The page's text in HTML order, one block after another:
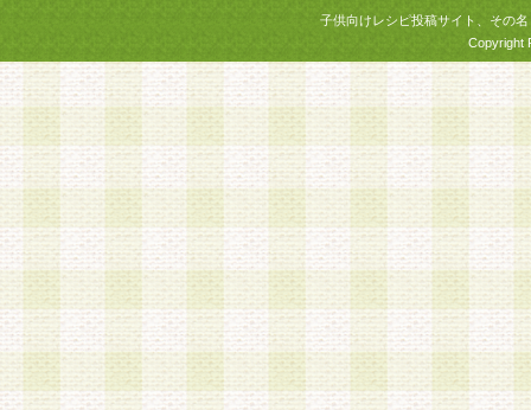
子供向けレシピ投稿サイト、その
Copyright